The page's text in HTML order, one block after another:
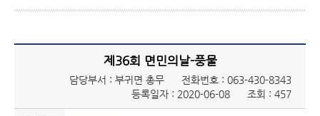
제36회 면민의날-풍물
담당부서 : 부귀면 총무 전화번호 : 063-430-8343
등록일자 : 2020-06-08
조회 : 457